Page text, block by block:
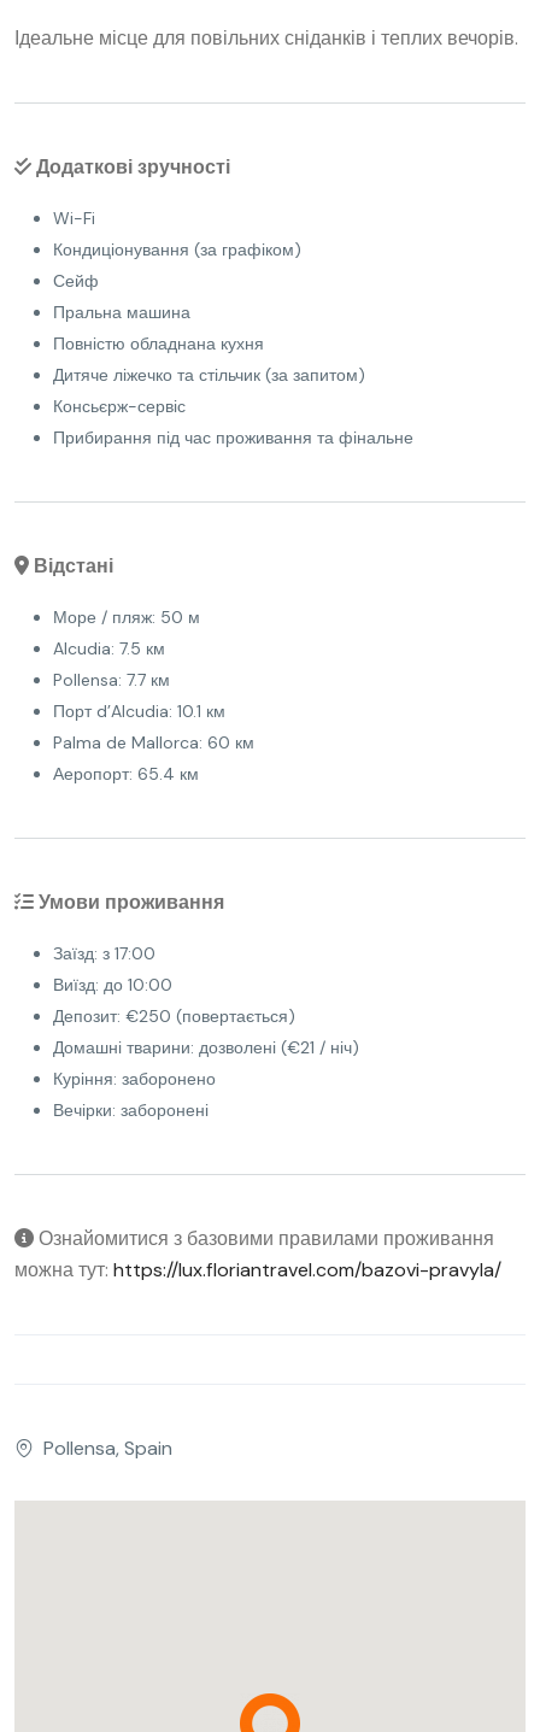
Ідеальне місце для повільних сніданків і теплих вечорів.
Додаткові зручності
Wi-Fi
Кондиціонування (за графіком)
Сейф
Пральна машина
Повністю обладнана кухня
Дитяче ліжечко та стільчик (за запитом)
Консьєрж-сервіс
Прибирання під час проживання та фінальне
Відстані
Море / пляж: 50 м
Alcudia: 7.5 км
Pollensa: 7.7 км
Порт d’Alcudia: 10.1 км
Palma de Mallorca: 60 км
Аеропорт: 65.4 км
Умови проживання
Заїзд: з 17:00
Виїзд: до 10:00
Депозит: €250 (повертається)
Домашні тварини: дозволені (€21 / ніч)
Куріння: заборонено
Вечірки: заборонені
Ознайомитися з базовими правилами проживання
можна тут: https://lux.floriantravel.com/bazovi-pravyla/
Pollensa, Spain